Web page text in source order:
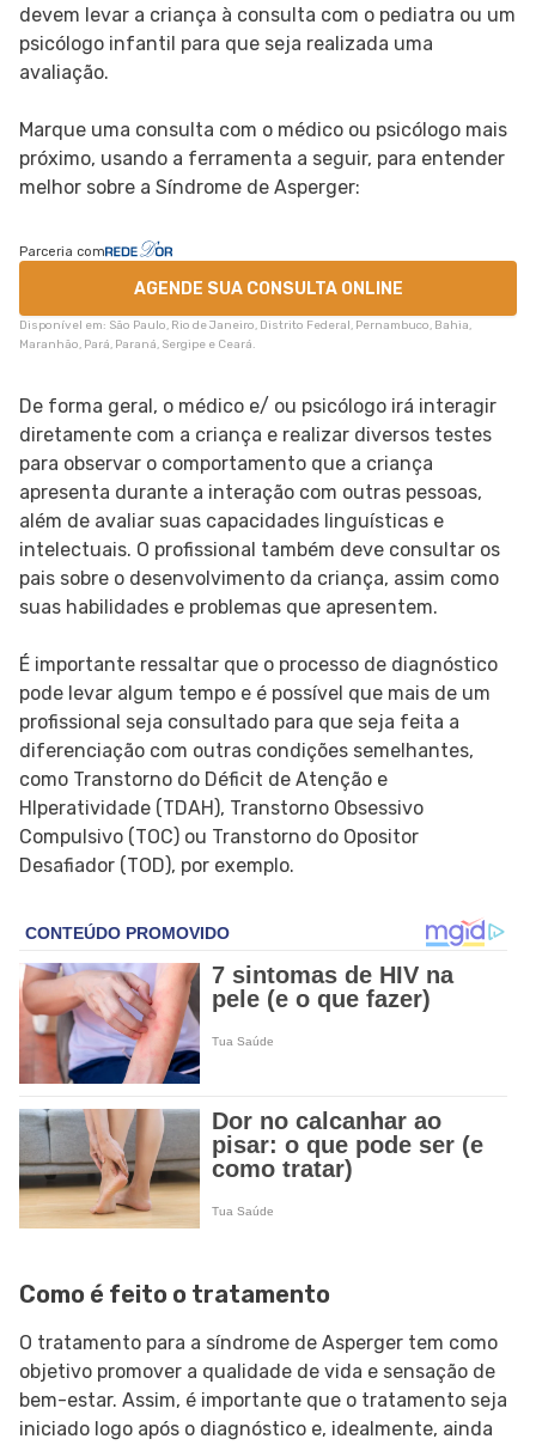
devem levar a criança à consulta com o pediatra ou um
psicólogo infantil para que seja realizada uma
avaliação.
Marque uma consulta com o médico ou psicólogo mais
próximo, usando a ferramenta a seguir, para entender
melhor sobre a Síndrome de Asperger:
Parceria com
AGENDE SUA CONSULTA ONLINE
Disponível em: São Paulo, Rio de Janeiro, Distrito Federal, Pernambuco, Bahia,
Maranhão, Pará, Paraná, Sergipe e Ceará.
De forma geral, o médico e/ ou psicólogo irá interagir
diretamente com a criança e realizar diversos testes
para observar o comportamento que a criança
apresenta durante a interação com outras pessoas,
além de avaliar suas capacidades linguísticas e
intelectuais. O profissional também deve consultar os
pais sobre o desenvolvimento da criança, assim como
suas habilidades e problemas que apresentem.
É importante ressaltar que o processo de diagnóstico
pode levar algum tempo e é possível que mais de um
profissional seja consultado para que seja feita a
diferenciação com outras condições semelhantes,
como Transtorno do Déficit de Atenção e
HIperatividade (TDAH), Transtorno Obsessivo
Compulsivo (TOC) ou Transtorno do Opositor
Desafiador (TOD), por exemplo.
Como é feito o tratamento
O tratamento para a síndrome de Asperger tem como
objetivo promover a qualidade de vida e sensação de
bem-estar. Assim, é importante que o tratamento seja
iniciado logo após o diagnóstico e, idealmente, ainda